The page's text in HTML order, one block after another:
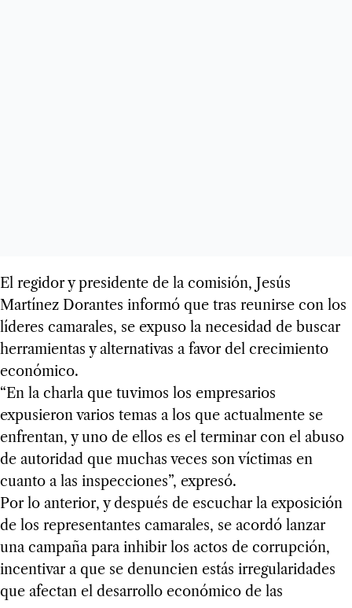
El regidor y presidente de la comisión, Jesús
Martínez Dorantes informó que tras reunirse con los
líderes camarales, se expuso la necesidad de buscar
herramientas y alternativas a favor del crecimiento
económico.
“En la charla que tuvimos los empresarios
expusieron varios temas a los que actualmente se
enfrentan, y uno de ellos es el terminar con el abuso
de autoridad que muchas veces son víctimas en
cuanto a las inspecciones”, expresó.
Por lo anterior, y después de escuchar la exposición
de los representantes camarales, se acordó lanzar
una campaña para inhibir los actos de corrupción,
incentivar a que se denuncien estás irregularidades
que afectan el desarrollo económico de las